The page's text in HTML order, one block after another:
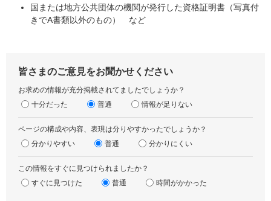
国または地方公共団体の機関が発行した資格証明書（写真付
きでA書類以外のもの） など
皆さまのご意見をお聞かせください
お求めの情報が充分掲載されてましたでしょうか？
十分だった
普通 情報が足りない
ページの構成や内容、表現は分りやすかったでしょうか？
分かりやすい
普通 分かりにくい
この情報をすぐに見つけられましたか？
すぐに見つけた
普通 時間がかかった